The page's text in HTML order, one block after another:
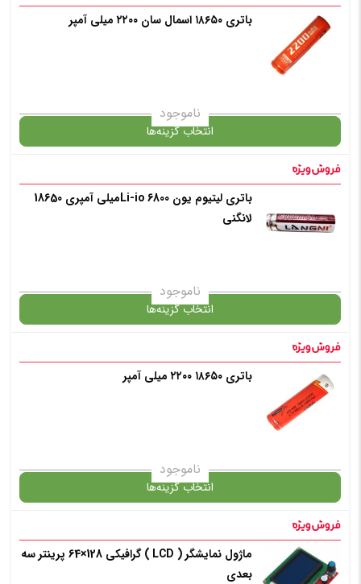
گارانتی
انتخاب رنگ: سفید
✧ چت با پشتیبان واتس آپ
باتری ۱۸۶۵۰ اسمال سان ۲۲۰۰ میلی آمپر
ناموجود
انتخاب گزینه‌ها
✧ چت با پشتیبان واتس آپ
باتری لیتیوم یون Li-io 6800میلی آمپری 18650
لانگنی
ناموجود
انتخاب گزینه‌ها
گارانتی
✧ چت با پشتیبان واتس آپ
باتری ۱۸۶۵۰ ۲۲۰۰ میلی آمپر
ناموجود
انتخاب گزینه‌ها
گارانتی
ماژول نمایشگر ( LCD ) گرافیکی 128×64 پرینتر سه
بعدی